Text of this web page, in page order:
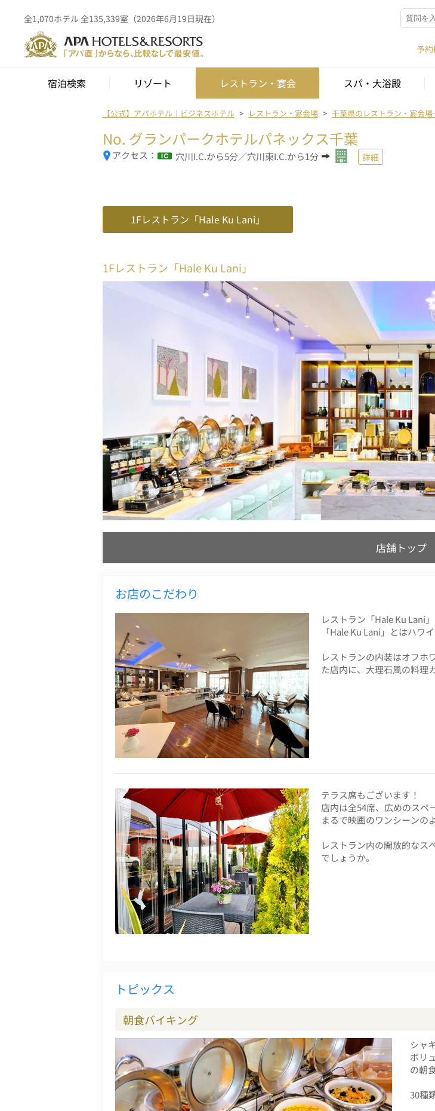
全1,070ホテル 全135,339室（2026年6月19日現在）
予
宿泊検索 リゾート レストラン・宴会 スパ・大浴殿
【公式】アパホテル｜ビジネスホテル レストラン・宴会場 千葉県のレストラン・宴会場
No. グランパークホテルパネックス千葉
アクセス： 穴川I.C.から5分／穴川東I.C.から1分 詳細
1Fレストラン「Hale Ku Lani」
1Fレストラン「Hale Ku Lani」
店舗トップ
お店のこだわり
レストラン「Hale Ku Lani」
「Hale Ku Lani」とはハワ
レストランの内装はオフホ
た店内に、大理石風の料理
テラス席もございます！
店内は全54席、広めのスペ
まるで映画のワンシーンの
レストラン内の開放的なス
でしょうか。
トピックス
朝食バイキング
シャ
ボリ
の朝
30種